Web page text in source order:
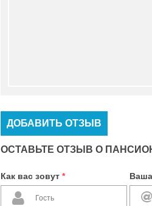
ДОБАВИТЬ ОТЗЫВ
ОСТАВЬТЕ ОТЗЫВ О
Как вас зовут *